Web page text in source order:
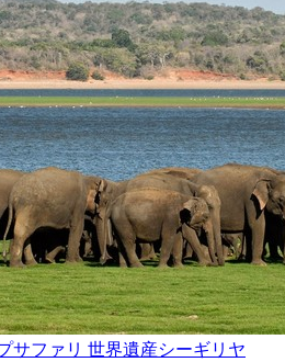
サファリ 世界遺産シーギリヤ